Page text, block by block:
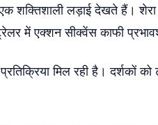
शक्तिशाली लड़ाई देखते हैं। शेरा
में एक्शन सीक्वेंस काफी
प्रतिक्रिया मिल रही है।